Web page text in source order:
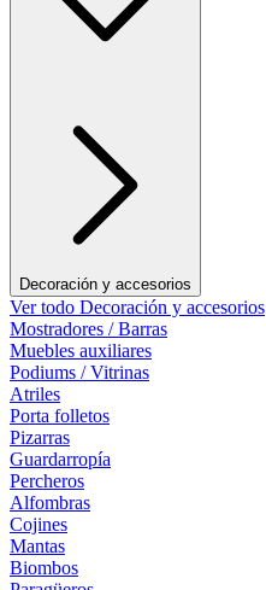
Decoración y accesorios
Ver todo Decoración y accesorios
Mostradores / Barras
Muebles auxiliares
Podiums / Vitrinas
Atriles
Porta folletos
Pizarras
Guardarropía
Percheros
Alfombras
Cojines
Mantas
Biombos